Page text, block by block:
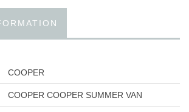
COOPER
COOPER COOPER SUMMER VAN